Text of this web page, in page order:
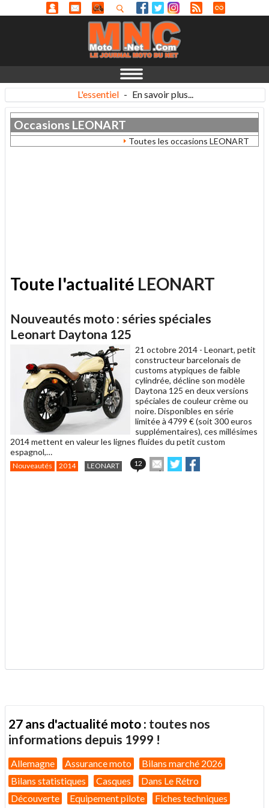
L'essentiel - En savoir plus...
Occasions LEONART
Toutes les occasions LEONART
Toute l'actualité LEONART
Nouveautés moto : séries spéciales
Leonart Daytona 125
21 octobre 2014 - Leonart, petit
constructeur barcelonais de
customs atypiques de faible
cylindrée, décline son modèle
Daytona 125 en deux versions
spéciales de couleur crème ou
noire. Disponibles en série
limitée à 4799 € (soit 300 euros
supplémentaires), ces millésimes
2014 mettent en valeur les lignes fluides du petit custom
espagnol,…
Nouveautés 2014 LEONART 12
Envoyer
cet
Partager
sur sur
27 ans d'actualité moto : toutes nos
informations depuis 1999 !
Allemagne Assurance moto
Bilans marché 2026
Bilans statistiques
Casques
Dans Le Rétro
Découverte
Equipement pilote Fiches techniques